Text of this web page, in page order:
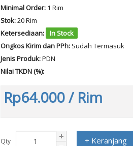
Minimal Order:1 Rim
Stok:20 Rim
Ketersediaan:
In Stock
Ongkos Kirim dan PPh: Sudah Termasuk
Jenis Produk:PDN
Nilai TKDN (%):
Rp64.000/ Rim
Qty + Keranjang